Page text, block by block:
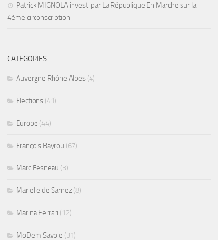
Patrick MIGNOLA investi par La République En Marche sur la
4ème circonscription
CATÉGORIES
Auvergne Rhône Alpes (4)
Elections (41)
Europe (44)
François Bayrou (67)
Marc Fesneau (3)
Marielle de Sarnez (8)
Marina Ferrari (12)
MoDem Savoie (31)